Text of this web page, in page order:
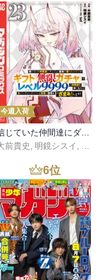
,転
今週入荷
信じていた仲間達にダンジョン奥地で殺されかけたがギフト『無限ガチャ』でレベル９９９９の仲間達を手に入れて元パーティーメンバーと世界に復讐＆『ざまぁ！』します！（２３）
前貴史 , 明鏡シスイ , ｔ
6位